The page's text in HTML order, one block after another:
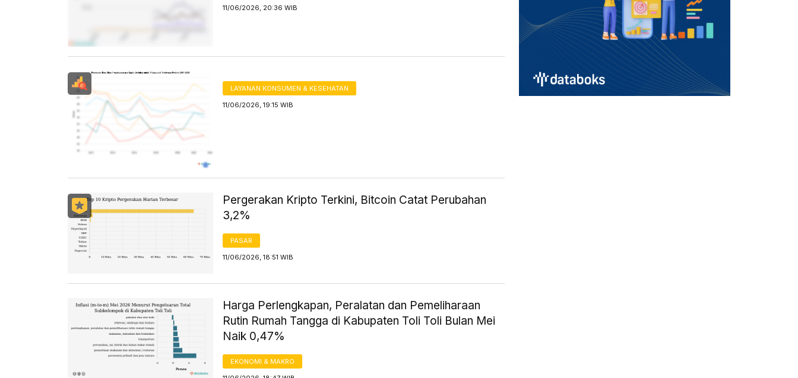
11/06/2026, 20:36 WIB
LAYANAN KONSUMEN & KESEHATAN
11/06/2026, 19:15 WIB
Pergerakan Kripto Terkini, Bitcoin Catat Perubahan
3,2%
PASAR
11/06/2026, 18:51 WIB
Harga Perlengkapan, Peralatan dan Pemeliharaan
Rutin Rumah Tangga di Kabupaten Toli Toli Bulan Mei
Naik 0,47%
EKONOMI & MAKRO